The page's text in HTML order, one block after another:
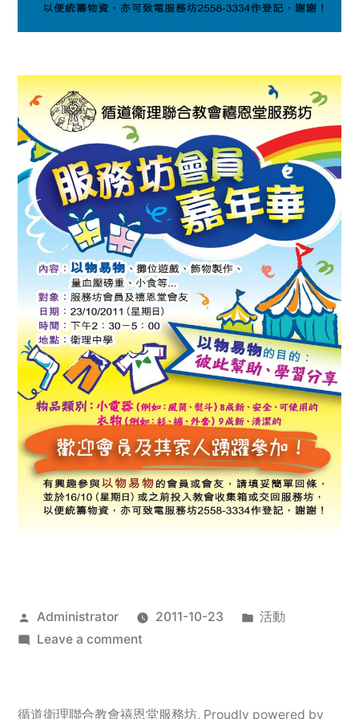
Posted
by
Administrator 2011-10-23
Posted
活動
Leave a commenton
服
循道衛理聯合教會禧恩堂服務坊, Proudly powered by